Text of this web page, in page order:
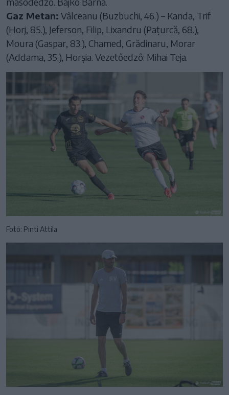
Gaz Metan: Vâlceanu (Buzbuchi, 46.) – Kanda, Trif
(Horj, 85.), Jeferson, Filip, Lixandru (Pațurcă, 68.),
Moura (Gaspar, 83.), Chamed, Grădinaru, Morar
(Addama, 35.), Horșia. Vezetőedző: Mihai Teja.
Fotó: Pinti Attila